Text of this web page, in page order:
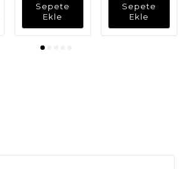
Sepete
Ekle
Sepete
Ekle